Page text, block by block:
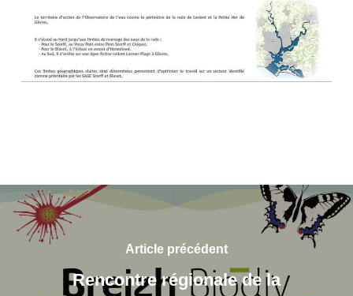
Article précédent
Rencontre régionale de la